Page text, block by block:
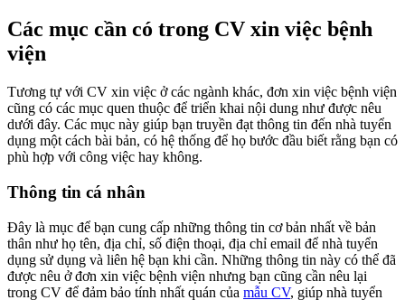
Các mục cần có trong CV xin việc bệnh
viện
Tương tự với CV xin việc ở các ngành khác, đơn xin việc bệnh viện
cũng có các mục quen thuộc để triển khai nội dung như được nêu
dưới đây. Các mục này giúp bạn truyền đạt thông tin đến nhà tuyển
dụng một cách bài bản, có hệ thống để họ bước đầu biết rằng bạn có
phù hợp với công việc hay không.
Thông tin cá nhân
Đây là mục để bạn cung cấp những thông tin cơ bản nhất về bản
thân như họ tên, địa chỉ, số điện thoại, địa chỉ email để nhà tuyển
dụng sử dụng và liên hệ bạn khi cần. Những thông tin này có thể đã
được nêu ở đơn xin việc bệnh viện nhưng bạn cũng cần nêu lại
trong CV để đảm bảo tính nhất quán của mẫu CV, giúp nhà tuyển